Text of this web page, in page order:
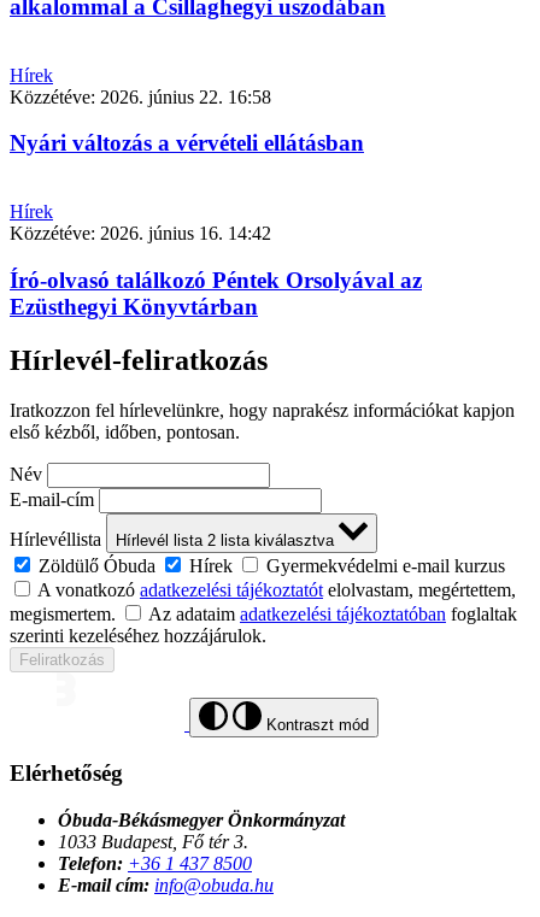
alkalommal a Csillaghegyi uszodában
Hírek
Közzétéve: 2026. június 22. 16:58
Nyári változás a vérvételi ellátásban
Hírek
Közzétéve: 2026. június 16. 14:42
Író-olvasó találkozó Péntek Orsolyával az
Ezüsthegyi Könyvtárban
Hírlevél-feliratkozás
Iratkozzon fel hírlevelünkre, hogy naprakész információkat kapjon
első kézből, időben, pontosan.
Név
E-mail-cím
Hírlevéllista
Hírlevél lista 2 lista kiválasztva
Zöldülő Óbuda Hírek
Gyermekvédelmi e-mail kurzus
A vonatkozó adatkezelési tájékoztatótelolvastam, megértettem,
megismertem.
Az adataim adatkezelési tájékoztatóban foglaltak
szerinti kezeléséhez hozzájárulok.
Feliratkozás
Kontraszt mód
Elérhetőség
Óbuda-Békásmegyer Önkormányzat
1033 Budapest, Fő tér 3.
Telefon: +36 1 437 8500
E-mail cím: info@obuda.hu